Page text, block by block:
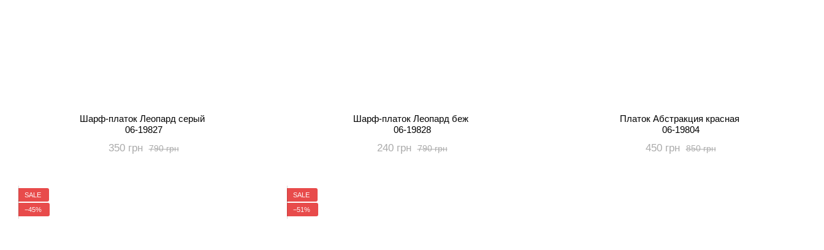
Шарф-платок Леопард серый
06-19827
790 грн
350 грн
Шарф-платок Леопард беж
06-19828
790 грн
240 грн
Платок Абстракция красная
06-19804
850 грн
450 грн
SALE
−45%
SALE
−51%